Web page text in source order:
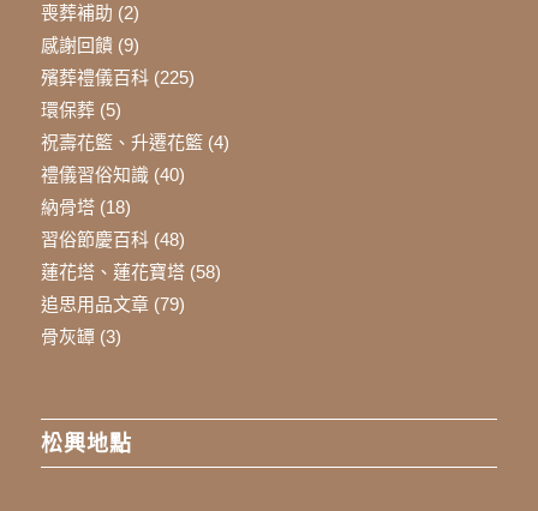
喪葬補助 (2)
感謝回饋(9)
殯葬禮儀百科(225)
環保葬(5)
祝壽花籃、升遷花籃(4)
禮儀習俗知識(40)
納骨塔(18)
習俗節慶百科(48)
蓮花塔、蓮花寶塔(58)
追思用品文章(79)
骨灰罈(3)
松興地點